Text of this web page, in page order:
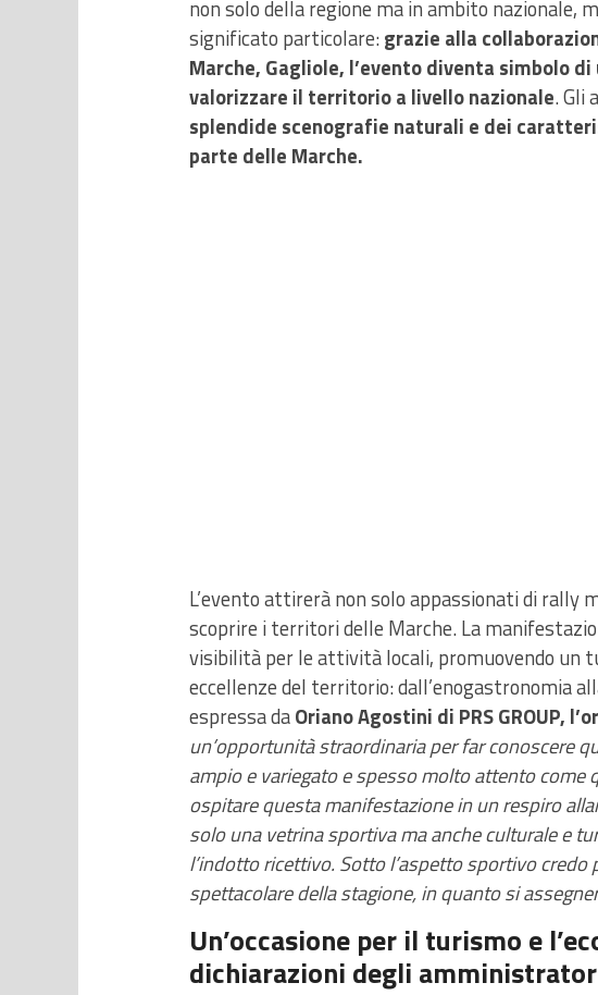
non solo della regione ma in ambito nazionale,
significato particolare:grazie alla
Marche, Gagliole, l’evento diventa simbolo
valorizzare il territorio a livello nazionale. Gli
splendide scenografie naturali e dei
parte delle Marche.
L’evento attirerà non solo appassionati di rally
scoprire i territori delle Marche. La
visibilità per le attività locali, promuovendo un
eccellenze del territorio: dall’enogastronomia
espressa daOriano Agostini di PRS GROUP,
un’opportunità straordinaria per far conoscere
ampio e variegato e spesso molto attento come
ospitare questa manifestazione in un respiro
solo una vetrina sportiva ma anche culturale e
l’indotto ricettivo. Sotto l’aspetto sportivo
spettacolare della stagione, in quanto si
Un’occasione per il turismo e
dichiarazioni degli